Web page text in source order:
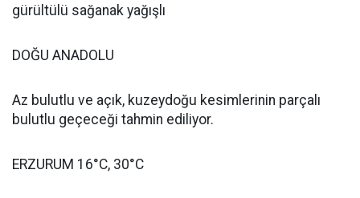
gürültülü sağanak yağışlı
DOĞU ANADOLU
Az bulutlu ve açık, kuzeydoğu kesimlerinin parçalı
bulutlu geçeceği tahmin ediliyor.
ERZURUM 16°C, 30°C